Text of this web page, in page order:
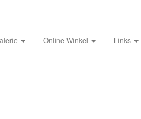
Online Winkel Links